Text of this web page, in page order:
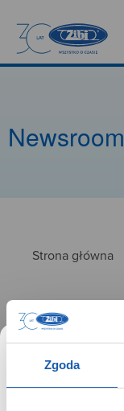
Zgoda
Newsroom
Strona główna
SEIKO4R36
20.02.2025